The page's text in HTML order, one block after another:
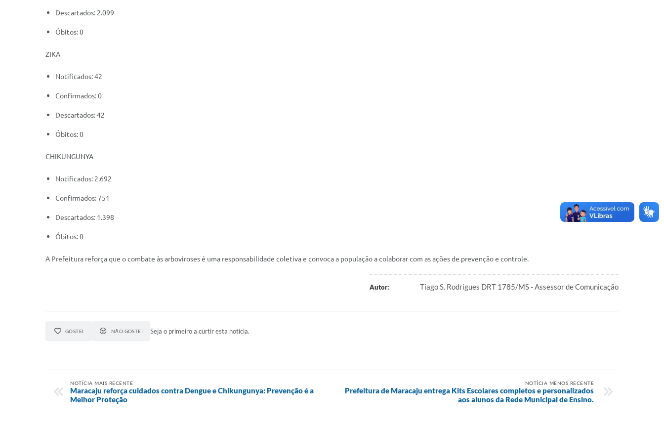
Descartados: 2.099
Óbitos: 0
ZIKA
Notificados: 42
Confirmados: 0
Descartados: 42
Óbitos: 0
CHIKUNGUNYA
Notificados: 2.692
Confirmados: 751
Descartados: 1.398
Óbitos: 0
A Prefeitura reforça que o combate às arboviroses é uma responsabilidade coletiva e convoca a população a colaborar com as ações de prevenção e controle.
Autor: Tiago S. Rodrigues DRT 1785/MS - Assessor de Comunicação
GOSTEI NÃO GOSTEI Seja o primeiro a curtir esta notícia.
NOTÍCIA MAIS RECENTE
Maracaju reforça cuidados contra Dengue e Chikungunya: Prevenção é a
Melhor Proteção
NOTÍCIA MENOS RECENTE
Prefeitura de Maracaju entrega Kits Escolares completos e personalizados
aos alunos da Rede Municipal de Ensino.